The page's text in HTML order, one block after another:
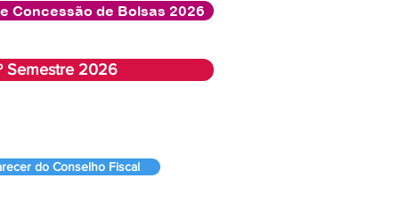
Concessão de Bolsas 2026
Semestre 2026
do Conselho Fiscal